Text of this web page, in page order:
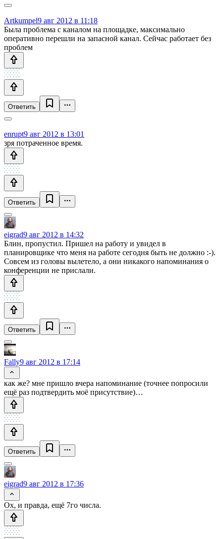
Artkumpel9 авг 2012 в 11:18
Была проблема с каналом на площадке, максимально
оперативно перешли на запасной канал. Сейчас работает без
проблем
Ответить
enrupt9 авг 2012 в 13:01
зря потраченное время.
Ответить
eigrad9 авг 2012 в 14:32
Блин, пропустил. Пришел на работу и увидел в
планировщике что меня на работе сегодня быть не должно :-).
Совсем из головы вылетело, а они никакого напоминания о
конференции не прислали.
Ответить
Fally9 авг 2012 в 17:14
как же? мне пришло вчера напоминание (точнее попросили
ещё раз подтвердить моё присутствие)…
Ответить
eigrad9 авг 2012 в 17:36
Ох, и правда, ещё 7го числа.